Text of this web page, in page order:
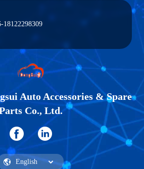
18122298309
Auto Accessories & Spare
Co., Ltd.